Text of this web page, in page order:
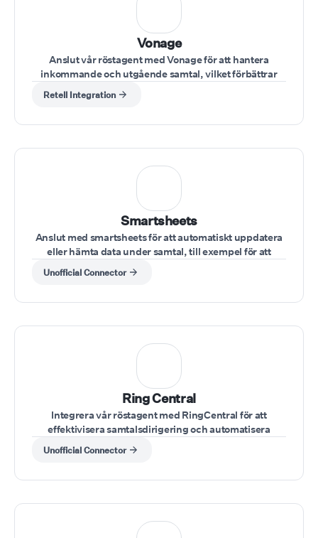
Vonage
Anslut vår röstagent med Vonage för att hantera
inkommande och utgående samtal, vilket förbättrar
samtalshanteringen direkt från ditt Vonage-konto
Retell Integration
Smartsheets
Anslut med smartsheets för att automatiskt uppdatera
eller hämta data under samtal, till exempel för att
kontrollera uppgiftsstatusar eller uppdatera
projektinformation.
Unofficial Connector
Ring Central
Integrera vår röstagent med RingCentral för att
effektivisera samtalsdirigering och automatisera
kundinteraktioner inom ditt RingCentral-system.
Unofficial Connector